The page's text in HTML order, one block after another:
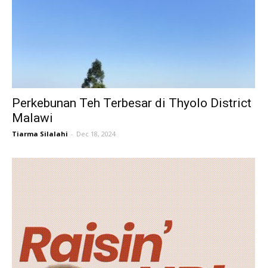
Perkebunan Teh Terbesar di Thyolo District
Malawi
Tiarma Silalahi - Dec 18, 2024